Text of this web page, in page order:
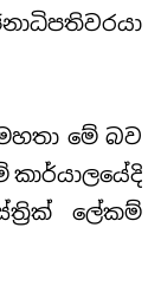
මේ බව
ලේකම්